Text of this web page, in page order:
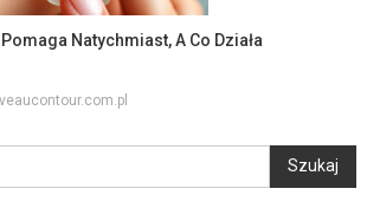
Natychmiast, A Co Działa
Szukaj